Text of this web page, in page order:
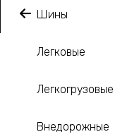
Шины
Легковые
Легкогрузовые
Внедорожные